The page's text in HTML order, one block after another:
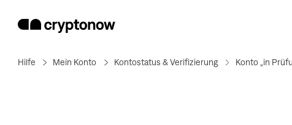
Hilfe Mein Konto Kontostatus & Verifizierung Konto „in